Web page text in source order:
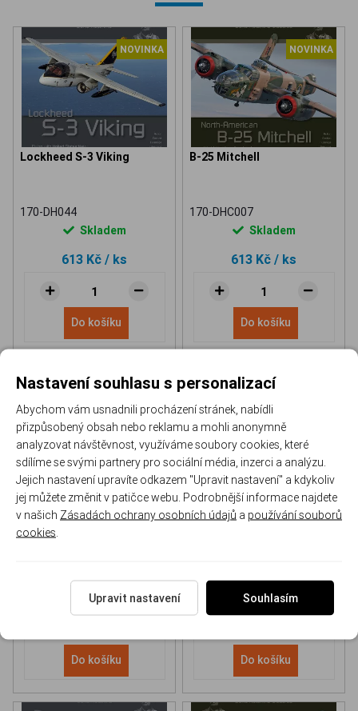
NOVINKA
Lockheed S-3 Viking
170-DH044
Skladem
613 Kč / ks
Do košíku
NOVINKA
B-25 Mitchell
170-DHC007
Skladem
613 Kč / ks
Do košíku
NH 90 helicopter Book
613 Kč/ ks
Do košíku
P-51D Mustang Book
565 Kč/ ks
Do košíku
Nastavení souhlasu s personalizací
Abychom vám usnadnili procházení stránek, nabídli
přizpůsobený obsah nebo reklamu a mohli anonymně
analyzovat návštěvnost, využíváme soubory cookies, které
sdílíme se svými partnery pro sociální média, inzerci a analýzu.
Jejich nastavení upravíte odkazem "Upravit nastavení" a kdykoliv
jej můžete změnit v patičce webu. Podrobnější informace najdete
v našich Zásadách ochrany osobních údajů a používání souborů
cookies
Upravit nastavení Souhlasím